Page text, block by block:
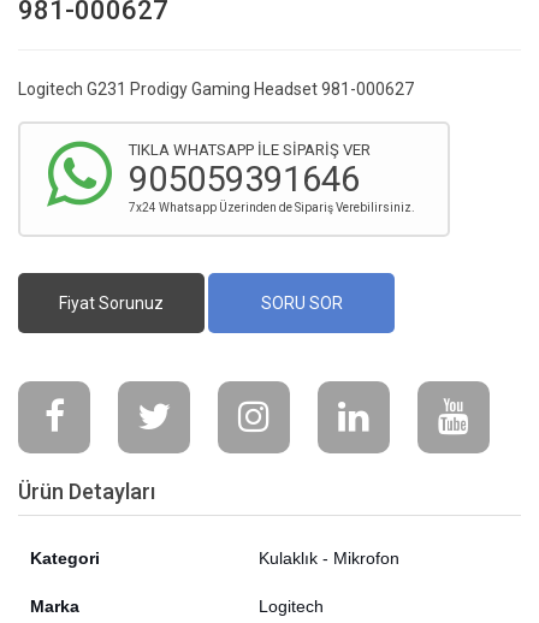
981-000627
Logitech G231 Prodigy Gaming Headset 981-000627
TIKLA WHATSAPP İLE SİPARİŞ VER
905059391646
7x24 Whatsapp Üzerinden de Sipariş Verebilirsiniz.
Fiyat Sorunuz SORU SOR
Ürün Detayları
Kategori Kulaklık - Mikrofon
Marka Logitech